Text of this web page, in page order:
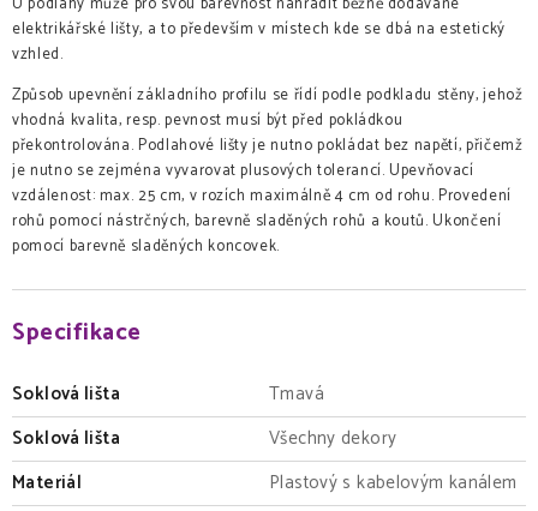
elektrikářské lišty, a to především v místech kde se dbá na estetický
vzhled.
Způsob upevnění základního profilu se řídí podle podkladu stěny, jehož
vhodná kvalita, resp. pevnost musí být před pokládkou
překontrolována. Podlahové lišty je nutno pokládat bez napětí, přičemž
je nutno se zejména vyvarovat plusových tolerancí. Upevňovací
vzdálenost: max. 25 cm, v rozích maximálně 4 cm od rohu. Provedení
rohů pomocí nástrčných, barevně sladěných rohů a koutů. Ukončení
pomocí barevně sladěných koncovek.
Specifikace
Soklová lišta
Tmavá
Soklová lišta
Všechny dekory
Materiál
Plastový s kabelovým kanálem